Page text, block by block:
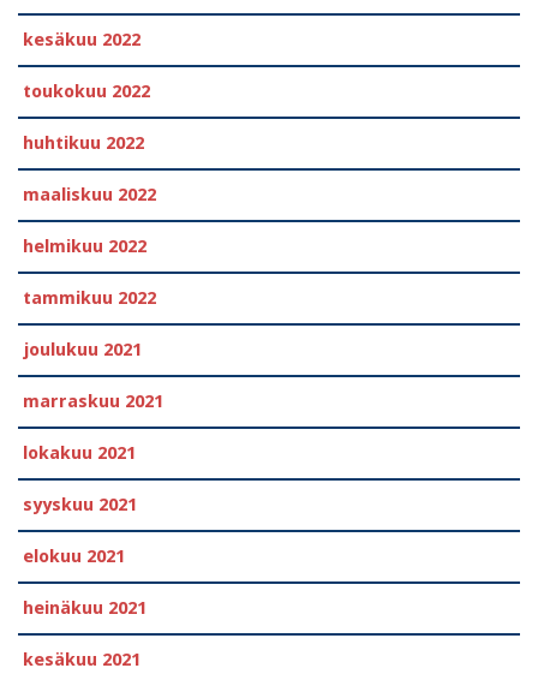
kesäkuu 2022
toukokuu 2022
huhtikuu 2022
maaliskuu 2022
helmikuu 2022
tammikuu 2022
joulukuu 2021
marraskuu 2021
lokakuu 2021
syyskuu 2021
elokuu 2021
heinäkuu 2021
kesäkuu 2021